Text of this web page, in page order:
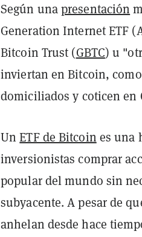
Según unapresentación
Generation Internet ETF
Bitcoin Trust (GBTC) u
inviertan en Bitcoin,
domiciliados y coticen en
UnETF de Bitcoin es una
inversionistas comprar
popular del mundo sin
subyacente. A pesar de
anhelan desde hace